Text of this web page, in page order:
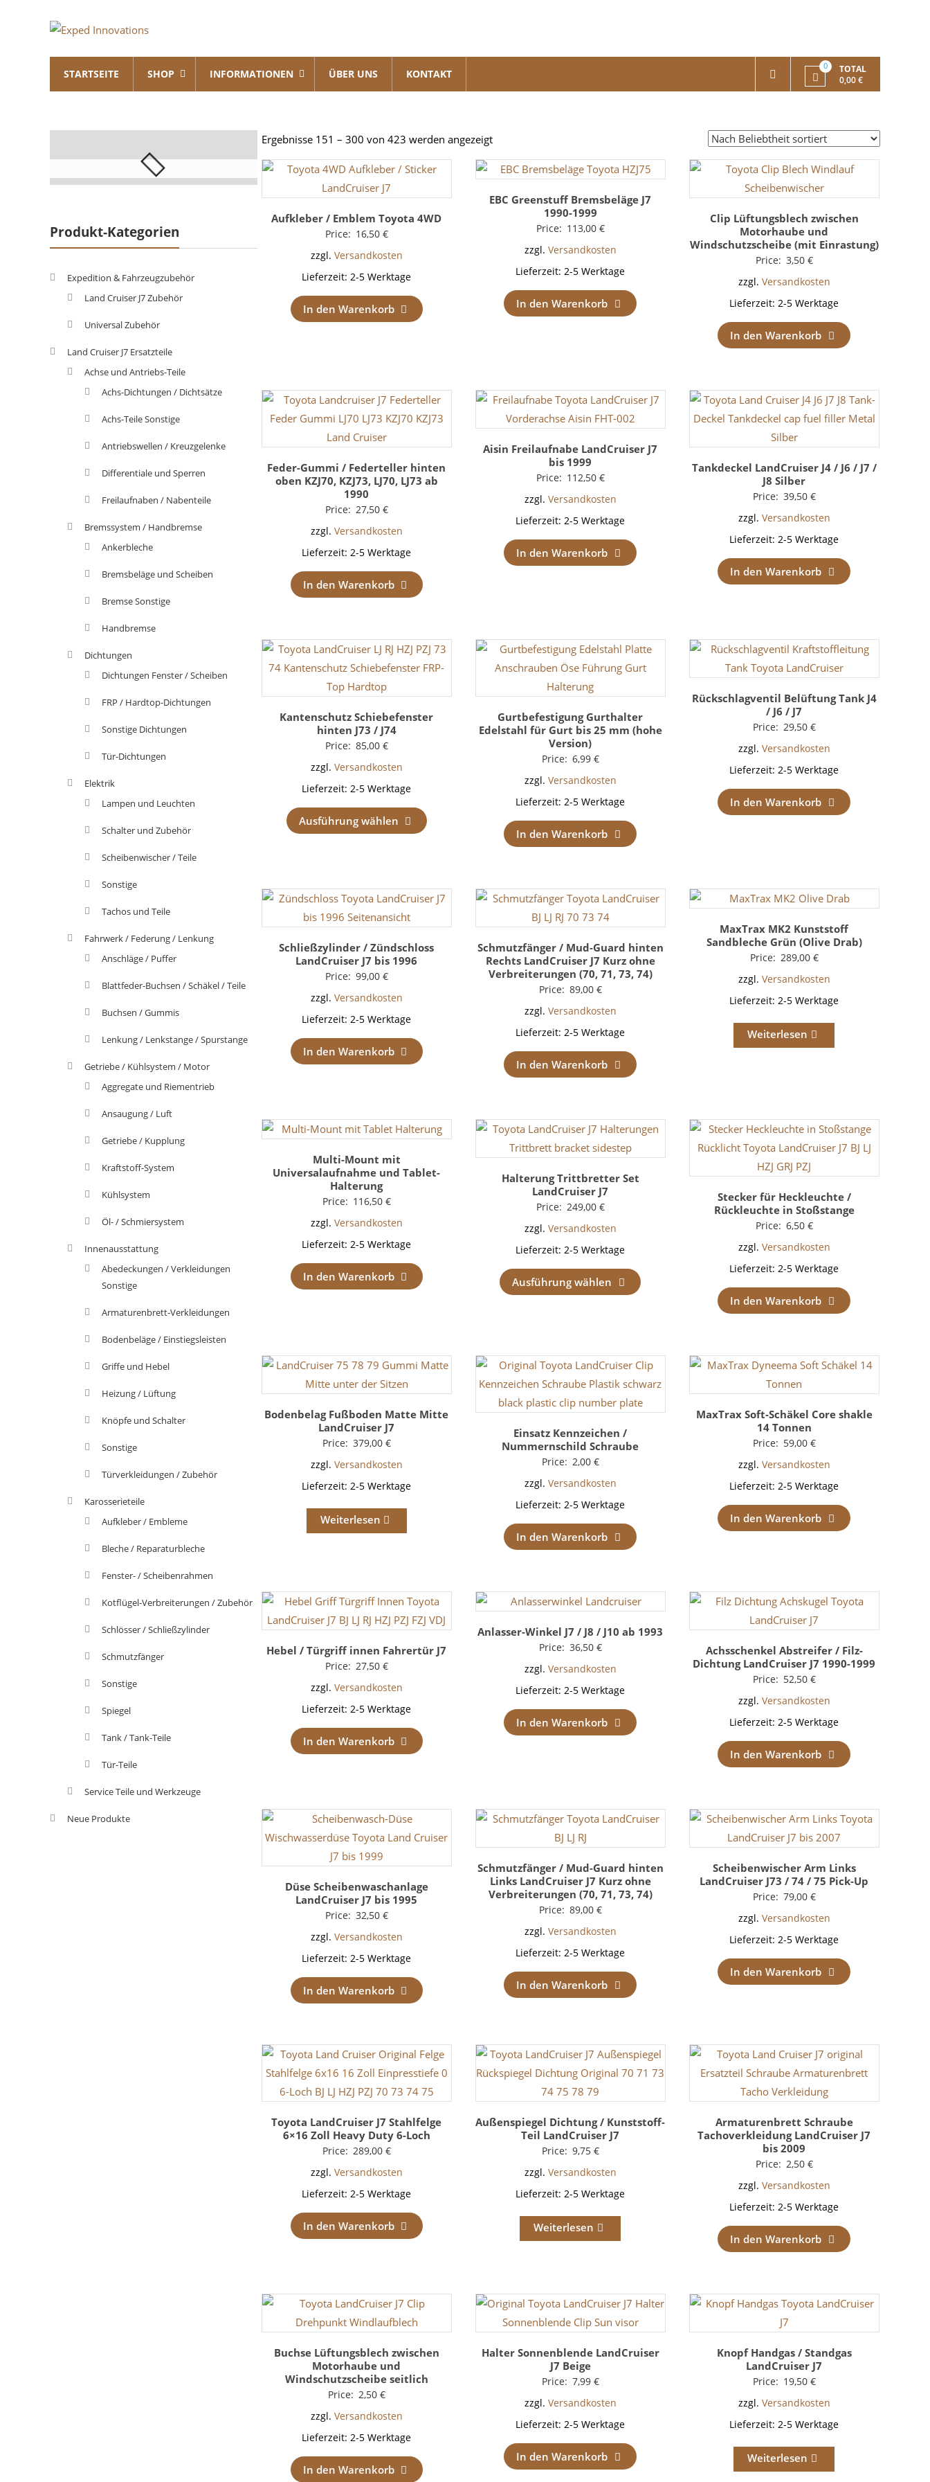
Exped
Innovations
Solutions
for
Overland
STARTSEITE SHOP INFORMATIONEN ÜBER UNS KONTAKT
0
TOTAL
0,00 €
Ergebnisse 151 – 300 von 423 werden angezeigtNach
Beliebtheit
sortiert
Aufkleber / Emblem Toyota 4WD
Price: 16,50 €
zzgl. Versandkosten
Lieferzeit:2-5 Werktage
In den Warenkorb
EBC Greenstuff Bremsbeläge J7
1990-1999
Price: 113,00 €
zzgl. Versandkosten
Lieferzeit:2-5 Werktage
In den Warenkorb
Clip Lüftungsblech zwischen
Motorhaube und
Windschutzscheibe (mit Einrastung)
Price: 3,50 €
zzgl. Versandkosten
Lieferzeit:2-5 Werktage
In den Warenkorb
Feder-Gummi / Federteller hinten
oben KZJ70, KZJ73, LJ70, LJ73 ab
1990
Price: 27,50 €
zzgl. Versandkosten
Lieferzeit:2-5 Werktage
In den Warenkorb
Aisin Freilaufnabe LandCruiser J7
bis 1999
Price: 112,50 €
zzgl. Versandkosten
Lieferzeit:2-5 Werktage
In den Warenkorb
Tankdeckel LandCruiser J4 / J6 / J7 /
J8 Silber
Price: 39,50 €
zzgl. Versandkosten
Lieferzeit:2-5 Werktage
In den Warenkorb
Kantenschutz Schiebefenster
hinten J73 / J74
Price: 85,00 €
zzgl. Versandkosten
Lieferzeit:2-5 Werktage
Ausführung wählen
Gurtbefestigung Gurthalter
Edelstahl für Gurt bis 25 mm (hohe
Version)
Price: 6,99 €
zzgl. Versandkosten
Lieferzeit:2-5 Werktage
In den Warenkorb
Rückschlagventil Belüftung Tank J4
/ J6 / J7
Price: 29,50 €
zzgl. Versandkosten
Lieferzeit:2-5 Werktage
In den Warenkorb
Schließzylinder / Zündschloss
LandCruiser J7 bis 1996
Price: 99,00 €
zzgl. Versandkosten
Lieferzeit:2-5 Werktage
In den Warenkorb
Schmutzfänger / Mud-Guard hinten
Rechts LandCruiser J7 Kurz ohne
Verbreiterungen (70, 71, 73, 74)
Price: 89,00 €
zzgl. Versandkosten
Lieferzeit:2-5 Werktage
In den Warenkorb
MaxTrax MK2 Kunststoff
Sandbleche Grün (Olive Drab)
Price: 289,00 €
zzgl. Versandkosten
Lieferzeit:2-5 Werktage
Weiterlesen
Multi-Mount mit
Universalaufnahme und Tablet-
Halterung
Price: 116,50 €
zzgl. Versandkosten
Lieferzeit:2-5 Werktage
In den Warenkorb
Halterung Trittbretter Set
LandCruiser J7
Price: 249,00 €
zzgl. Versandkosten
Lieferzeit:2-5 Werktage
Ausführung wählen
Stecker für Heckleuchte /
Rückleuchte in Stoßstange
Price: 6,50 €
zzgl. Versandkosten
Lieferzeit:2-5 Werktage
In den Warenkorb
Bodenbelag Fußboden Matte Mitte
LandCruiser J7
Price: 379,00 €
zzgl. Versandkosten
Lieferzeit:2-5 Werktage
Weiterlesen
Einsatz Kennzeichen /
Nummernschild Schraube
Price: 2,00 €
zzgl. Versandkosten
Lieferzeit:2-5 Werktage
In den Warenkorb
MaxTrax Soft-Schäkel Core shakle
14 Tonnen
Price: 59,00 €
zzgl. Versandkosten
Lieferzeit:2-5 Werktage
In den Warenkorb
Hebel / Türgriff innen Fahrertür J7
Price: 27,50 €
zzgl. Versandkosten
Lieferzeit:2-5 Werktage
In den Warenkorb
Anlasser-Winkel J7 / J8 / J10 ab 1993
Price: 36,50 €
zzgl. Versandkosten
Lieferzeit:2-5 Werktage
In den Warenkorb
Achsschenkel Abstreifer / Filz-
Dichtung LandCruiser J7 1990-1999
Price: 52,50 €
zzgl. Versandkosten
Lieferzeit:2-5 Werktage
In den Warenkorb
Düse Scheibenwaschanlage
LandCruiser J7 bis 1995
Price: 32,50 €
zzgl. Versandkosten
Lieferzeit:2-5 Werktage
In den Warenkorb
Schmutzfänger / Mud-Guard hinten
Links LandCruiser J7 Kurz ohne
Verbreiterungen (70, 71, 73, 74)
Price: 89,00 €
zzgl. Versandkosten
Lieferzeit:2-5 Werktage
In den Warenkorb
Scheibenwischer Arm Links
LandCruiser J73 / 74 / 75 Pick-Up
Price: 79,00 €
zzgl. Versandkosten
Lieferzeit:2-5 Werktage
In den Warenkorb
Toyota LandCruiser J7 Stahlfelge
6×16 Zoll Heavy Duty 6-Loch
Price: 289,00 €
zzgl. Versandkosten
Lieferzeit:2-5 Werktage
In den Warenkorb
Außenspiegel Dichtung / Kunststoff-
Teil LandCruiser J7
Price: 9,75 €
zzgl. Versandkosten
Lieferzeit:2-5 Werktage
Weiterlesen
Armaturenbrett Schraube
Tachoverkleidung LandCruiser J7
bis 2009
Price: 2,50 €
zzgl. Versandkosten
Lieferzeit:2-5 Werktage
In den Warenkorb
Buchse Lüftungsblech zwischen
Motorhaube und
Windschutzscheibe seitlich
Price: 2,50 €
zzgl. Versandkosten
Lieferzeit:2-5 Werktage
In den Warenkorb
Halter Sonnenblende LandCruiser
J7 Beige
Price: 7,99 €
zzgl. Versandkosten
Lieferzeit:2-5 Werktage
In den Warenkorb
Knopf Handgas / Standgas
LandCruiser J7
Price: 19,50 €
zzgl. Versandkosten
Lieferzeit:2-5 Werktage
Weiterlesen
Produkt-Kategorien
Expedition & Fahrzeugzubehör
Land Cruiser J7 Zubehör
Universal Zubehör
Land Cruiser J7 Ersatzteile
Achse und Antriebs-Teile
Achs-Dichtungen / Dichtsätze
Achs-Teile Sonstige
Antriebswellen / Kreuzgelenke
Differentiale und Sperren
Freilaufnaben / Nabenteile
Bremssystem / Handbremse
Ankerbleche
Bremsbeläge und Scheiben
Bremse Sonstige
Handbremse
Dichtungen
Dichtungen Fenster / Scheiben
FRP / Hardtop-Dichtungen
Sonstige Dichtungen
Tür-Dichtungen
Elektrik
Lampen und Leuchten
Schalter und Zubehör
Scheibenwischer / Teile
Sonstige
Tachos und Teile
Fahrwerk / Federung / Lenkung
Anschläge / Puffer
Blattfeder-Buchsen / Schäkel / Teile
Buchsen / Gummis
Lenkung / Lenkstange / Spurstange
Getriebe / Kühlsystem / Motor
Aggregate und Riementrieb
Ansaugung / Luft
Getriebe / Kupplung
Kraftstoff-System
Kühlsystem
Öl- / Schmiersystem
Innenausstattung
Abedeckungen / Verkleidungen
Sonstige
Armaturenbrett-Verkleidungen
Bodenbeläge / Einstiegsleisten
Griffe und Hebel
Heizung / Lüftung
Knöpfe und Schalter
Sonstige
Türverkleidungen / Zubehör
Karosserieteile
Aufkleber / Embleme
Bleche / Reparaturbleche
Fenster- / Scheibenrahmen
Kotflügel-Verbreiterungen / Zubehör
Schlösser / Schließzylinder
Schmutzfänger
Sonstige
Spiegel
Tank / Tank-Teile
Tür-Teile
Service Teile und Werkzeuge
Neue Produkte